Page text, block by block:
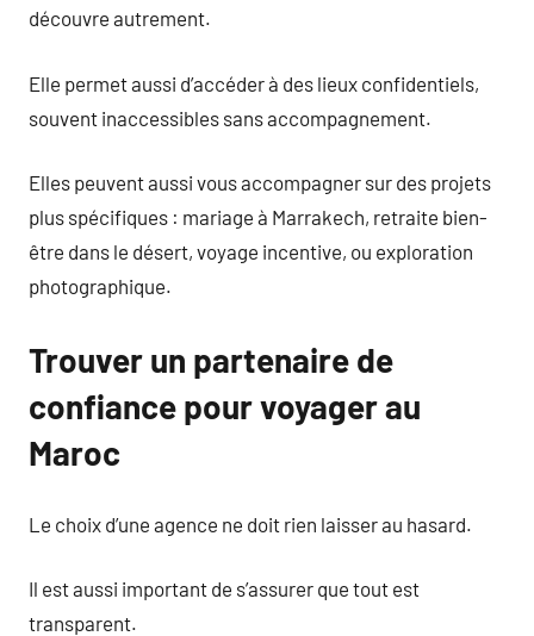
découvre autrement.
Elle permet aussi d’accéder à des lieux confidentiels,
souvent inaccessibles sans accompagnement.
Elles peuvent aussi vous accompagner sur des projets
plus spécifiques : mariage à Marrakech, retraite bien-
être dans le désert, voyage incentive, ou exploration
photographique.
Trouver un partenaire de
confiance pour voyager au
Maroc
Le choix d’une agence ne doit rien laisser au hasard.
Il est aussi important de s’assurer que tout est
transparent.